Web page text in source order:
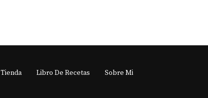
Tienda Libro De Recetas Sobre Mi